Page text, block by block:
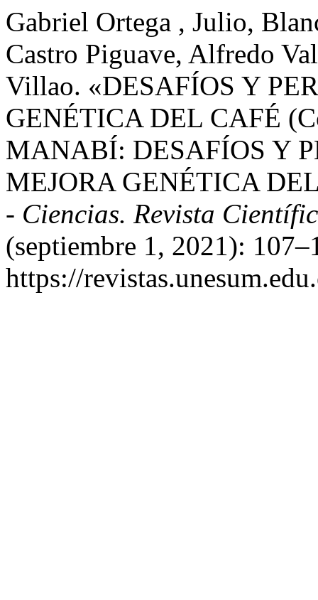
Gabriel Ortega , Julio,
Castro Piguave, Alfredo
Villao. «DESAFÍOS Y
GENÉTICA DEL CAFÉ
MANABÍ: DESAFÍOS Y
MEJORA GENÉTICA
- Ciencias. Revista
(septiembre 1, 2021):
https://